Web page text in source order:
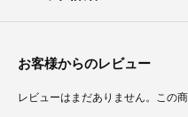
ハリのある美シルエットを生み、
お客様からのレビュー
レビューはまだありません。この